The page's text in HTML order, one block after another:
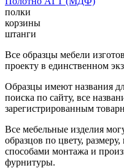
полки
корзины
штанги
Все образцы мебели
проекту в единственном
Образцы имеют названия
поиска по сайту, все
зарегистрированным
Все мебельные изделия
образцов по цвету,
способами монтажа и
фурнитуры.